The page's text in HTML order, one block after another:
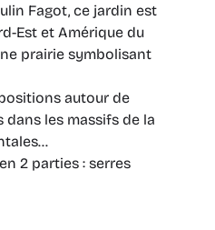
Fagot, ce jardin est
Est et Amérique du
prairie symbolisant
autour de
les massifs de la
2 parties : serres